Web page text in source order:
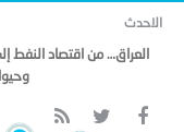
الاحدث
العراق… من اقتصاد النفط